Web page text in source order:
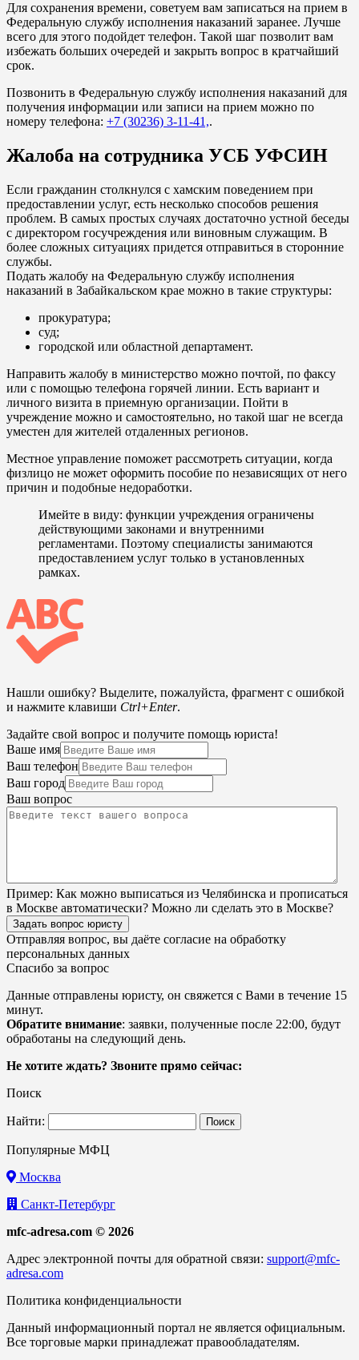
Для сохранения времени, советуем вам записаться на прием в
Федеральную службу исполнения наказаний заранее. Лучше
всего для этого подойдет телефон. Такой шаг позволит вам
избежать больших очередей и закрыть вопрос в кратчайший
срок.
Позвонить в Федеральную службу исполнения наказаний для
получения информации или записи на прием можно по
номеру телефона: +7 (30236) 3-11-41,.
Жалоба на сотрудника УСБ УФСИН
Если гражданин столкнулся с хамским поведением при
предоставлении услуг, есть несколько способов решения
проблем. В самых простых случаях достаточно устной беседы
с директором госучреждения или виновным служащим. В
более сложных ситуациях придется отправиться в сторонние
службы.
Подать жалобу на Федеральную службу исполнения
наказаний в Забайкальском крае можно в такие структуры:
прокуратура;
суд;
городской или областной департамент.
Направить жалобу в министерство можно почтой, по факсу
или с помощью телефона горячей линии. Есть вариант и
личного визита в приемную организации. Пойти в
учреждение можно и самостоятельно, но такой шаг не всегда
уместен для жителей отдаленных регионов.
Местное управление поможет рассмотреть ситуации, когда
физлицо не может оформить пособие по независящих от него
причин и подобные недоработки.
Имейте в виду: функции учреждения ограничены
действующими законами и внутренними
регламентами. Поэтому специалисты занимаются
предоставлением услуг только в установленных
рамках.
Нашли ошибку? Выделите, пожалуйста, фрагмент с ошибкой
и нажмите клавиши Ctrl+Enter.
Задайте свой вопрос и получите помощь юриста!
Ваше имя
Ваш телефон
Ваш город
Ваш вопрос
Пример: Как можно выписаться из Челябинска и прописаться
в Москве автоматически? Можно ли сделать это в Москве?
Задать вопрос юристу
Отправляя вопрос, вы даёте согласие на обработку
персональных данных
Спасибо за вопрос
Данные отправлены юристу, он свяжется с Вами в течение 15
минут.
Обратите внимание: заявки, полученные после 22:00, будут
обработаны на следующий день.
Не хотите ждать? Звоните прямо сейчас:
Поиск
Найти:
Популярные МФЦ
Москва
Санкт-Петербург
mfc-adresa.com © 2026
Адрес электронной почты для обратной связи: support@mfc-
adresa.com
Политика конфиденциальности
Данный информационный портал не является официальным.
Все торговые марки принадлежат правообладателям.